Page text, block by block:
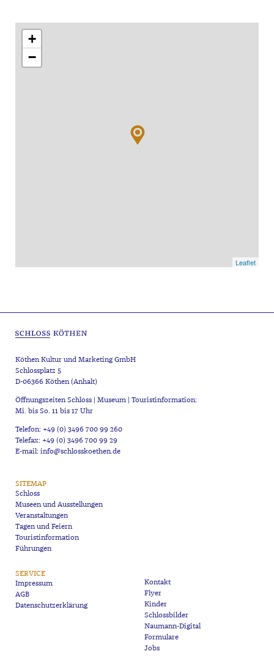
+
−
Leaflet
Köthen Kultur und Marketing GmbH
Schlossplatz 5
D-06366 Köthen (Anhalt)
Öffnungszeiten Schloss | Museum | Touristinformation:
Mi. bis So. 11 bis 17 Uhr
Telefon: +49 (0) 3496 700 99 260
Telefax: +49 (0) 3496 700 99 29
E-mail: info@schlosskoethen.de
SITEMAP
Schloss
Museen und Ausstellungen
Veranstaltungen
Tagen und Feiern
Touristinformation
Führungen
SERVICE
Impressum
AGB
Datenschutzerklärung
Kontakt
Flyer
Kinder
Schlossbilder
Naumann-Digital
Formulare
Jobs